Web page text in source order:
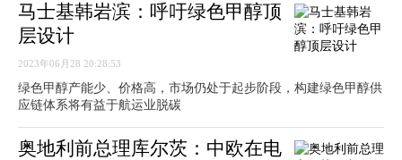
马士基韩岩滨：呼吁绿色甲醇顶
层设计
2023年06月28 20:28:53
绿色甲醇产能少、价格高，市场仍处于起步阶段，构建绿色甲醇供
应链体系将有益于航运业脱碳
奥地利前总理库尔茨：中欧在电